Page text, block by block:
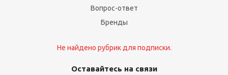
Вопрос-ответ
Бренды
Не найдено рубрик для подписки.
Оставайтесь на связи